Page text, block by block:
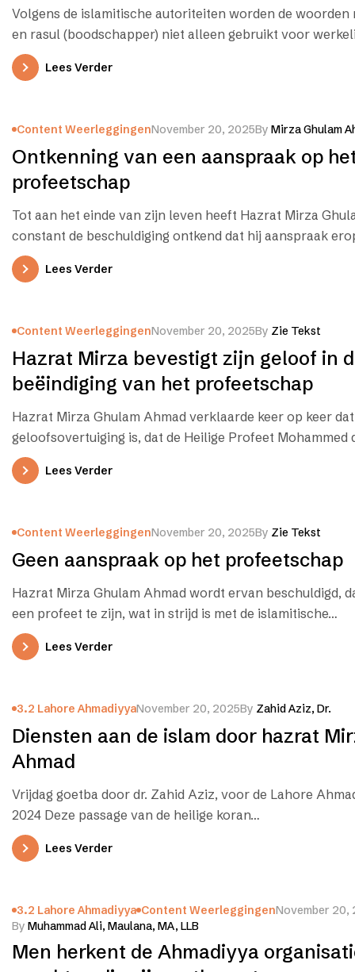
Volgens de islamitische autoriteiten worden de woorden
en rasul (boodschapper) niet alleen gebruikt voor
zoals gedefinieerd in de islamitische terminologie,…
Lees Verder
Content WeerleggingenNovember 20, 2025By Mirza Ghulam
Ontkenning van een aanspraak op
profeetschap
Tot aan het einde van zijn leven heeft Hazrat Mirza
constant de beschuldiging ontkend dat hij aanspraak
Lees Verder
Content WeerleggingenNovember 20, 2025By Zie Tekst
Hazrat Mirza bevestigt zijn geloof in
beëindiging van het profeetschap
Hazrat Mirza Ghulam Ahmad verklaarde keer op keer
geloofsovertuiging is, dat de Heilige Profeet Mohammed
Lees Verder
Content WeerleggingenNovember 20, 2025By Zie Tekst
Geen aanspraak op het profeetschap
Hazrat Mirza Ghulam Ahmad wordt ervan beschuldigd,
een profeet te zijn, wat in strijd is met de islamitische…
Lees Verder
3.2 Lahore AhmadiyyaNovember 20, 2025By Zahid Aziz, Dr.
Diensten aan de islam door hazrat
Ahmad
Vrijdag goetba door dr. Zahid Aziz, voor de Lahore
2024 Deze passage van de heilige koran…
Lees Verder
3.2 Lahore Ahmadiyya Content WeerleggingenNovember 20,
By Muhammad Ali, Maulana, MA, LLB
Men herkent de Ahmadiyya